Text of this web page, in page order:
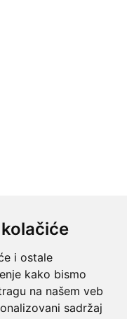
i ostale
kako bismo
na našem veb
sadržaj